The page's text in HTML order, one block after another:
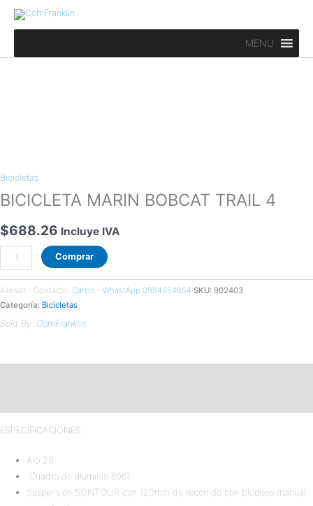
MENU
Bicicletas
BICICLETA MARIN BOBCAT TRAIL 4
$688.26 Incluye IVA
BOBCAT
TRAIL
cantidad
Comprar
Asesor - Contacto: Carlos - WhastApp 0984664654 SKU: 902403
Categoría: Bicicletas
Sold By: ComFranklin
ESPECIFICACIONES
Aro 29.
Cuadro de aluminio 6061.
Suspensión SONTOUR con 120mm de recorrido con bloqueo manual